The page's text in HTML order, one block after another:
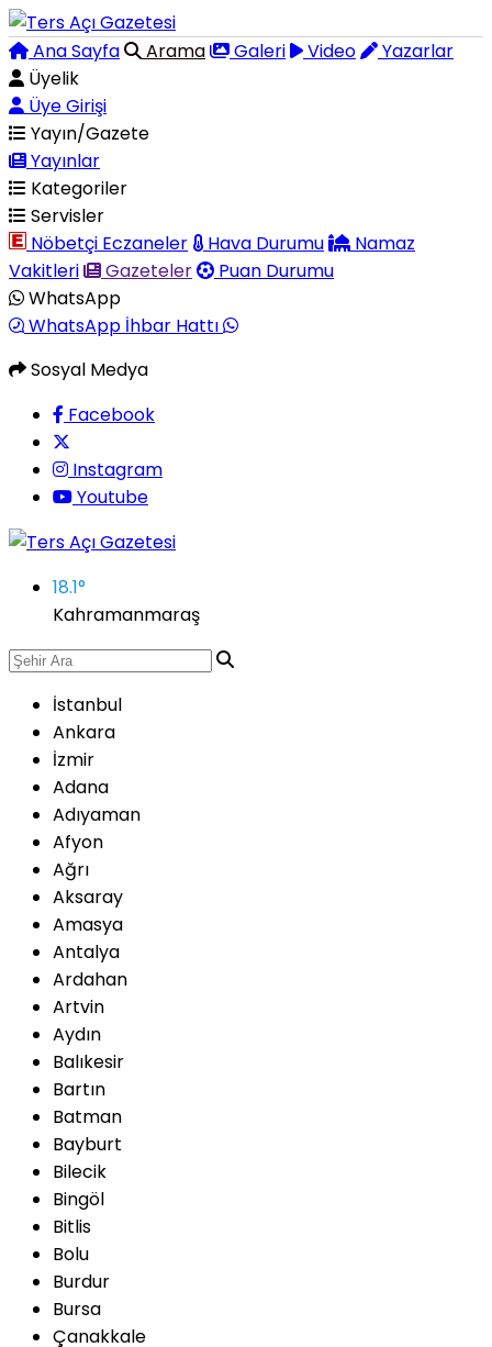
Ana Sayfa Arama Galeri Video
Yazarlar
Üyelik
Üye Girişi
Yayın/Gazete
Yayınlar
Kategoriler
Servisler
Nöbetçi Eczaneler
Hava Durumu
Namaz
Vakitleri
Gazeteler
Puan Durumu
WhatsApp
WhatsApp İhbar Hattı
Sosyal Medya
Facebook
Instagram
Youtube
18.1°
Kahramanmaraş
İstanbul
Ankara
İzmir
Adana
Adıyaman
Afyon
Ağrı
Aksaray
Amasya
Antalya
Ardahan
Artvin
Aydın
Balıkesir
Bartın
Batman
Bayburt
Bilecik
Bingöl
Bitlis
Bolu
Burdur
Bursa
Çanakkale